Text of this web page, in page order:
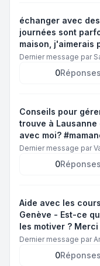
échanger avec
journées sont
maison, j'aimerais
Dernier message par
0Réponses
Conseils pour
trouve à
avec moi?
Dernier message par
0Réponses
Aide avec les
Genève - Est-ce
les motiver ? Merci
Dernier message par
0Réponses